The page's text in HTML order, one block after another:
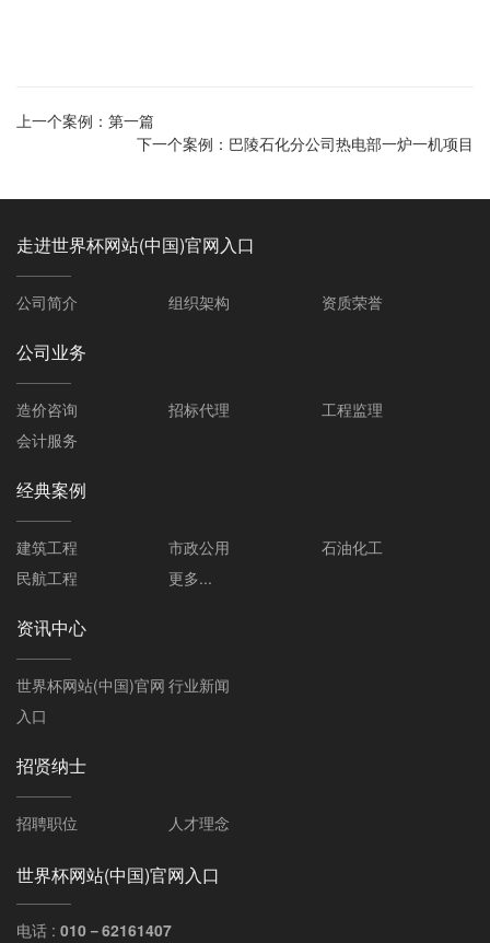
上一个案例： 第一篇
下一个案例： 巴陵石化分公司热电部一炉一机项目
走进世界杯网站(中国)官网入口
公司简介 组织架构 资质荣誉
公司业务
造价咨询 招标代理
工程监理
会计服务
经典案例
建筑工程 市政公用
石油化工
民航工程
更多...
资讯中心
世界杯网站(中国)官网
入口
行业新闻
招贤纳士
招聘职位 人才理念
世界杯网站(中国)官网入口
电话 : 010－62161407